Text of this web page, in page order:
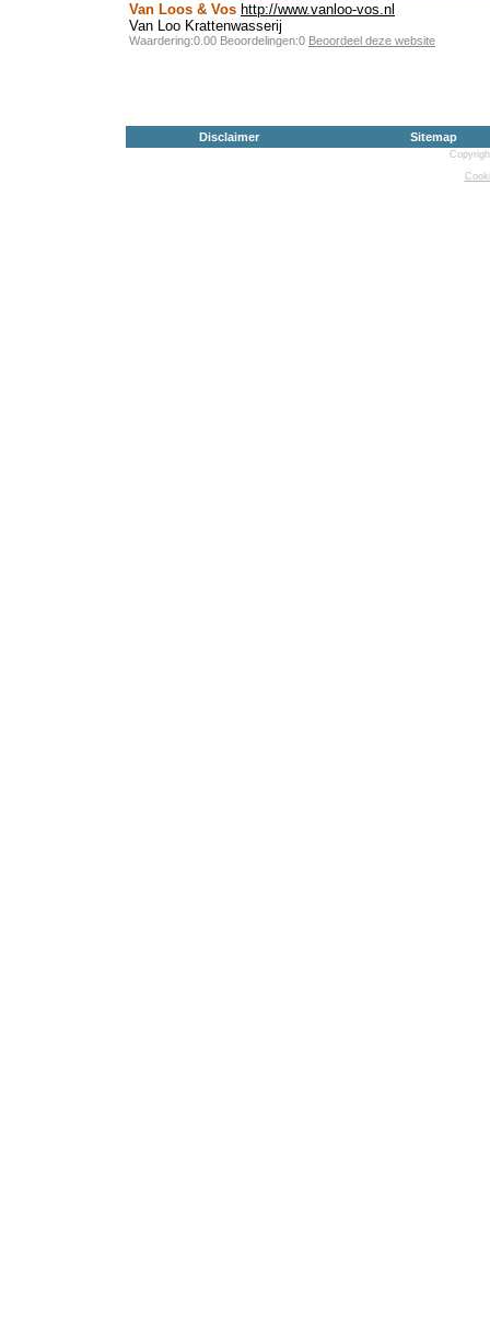
Van Loos & Vos http://www.vanloo-vos.nl
Van Loo Krattenwasserij
Waardering:0.00 Beoordelingen:0 Beoordeel deze website
Disclaimer Sitemap